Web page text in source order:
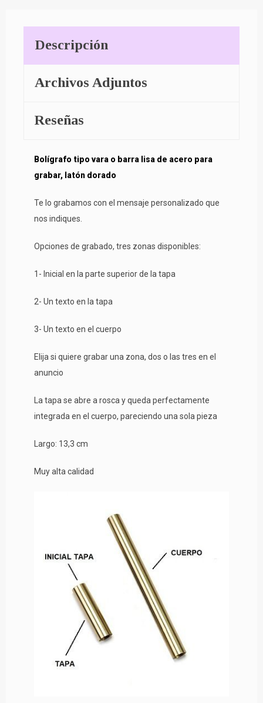
Descripción
Archivos Adjuntos
Reseñas
Bolígrafo tipo vara o barra lisa de acero para
grabar, latón dorado
Te lo grabamos con el mensaje personalizado que
nos indiques.
Opciones de grabado, tres zonas disponibles:
1- Inicial en la parte superior de la tapa
2- Un texto en la tapa
3- Un texto en el cuerpo
Elija si quiere grabar una zona, dos o las tres en el
anuncio
La tapa se abre a rosca y queda perfectamente
integrada en el cuerpo, pareciendo una sola pieza
Largo: 13,3 cm
Muy alta calidad